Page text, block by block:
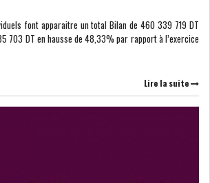
ASSEMBLÉE DES
REPRÉSENTANTS DU
font apparaitre un total Bilan de 460 339 719 DT
703 DT en hausse de 48,33% par rapport à l’exercice
Lire la suite